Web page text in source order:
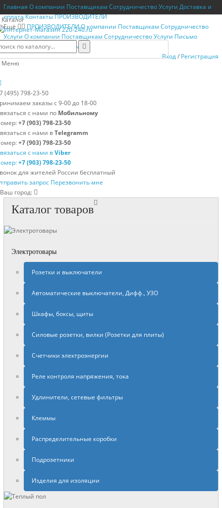
Главная О компании Поставщикам СотрудничествоУслуги Доставка и
оплатаКонтактыПРОИЗВОДИТЕЛИ
Ещё
ПРОИЗВОДИТЕЛИО компании Поставщикам Сотрудничество
Услуги О компании Поставщикам СотрудничествоУслуги Письмо
директоруВозврат товара
Вход/ Регистрация
Каталог
Меню
(495) 798-23-50
заказы с 9-00 до 18-00
с нами по Мобильному
+7 (903) 798-23-50
с нами вTelegramm
+7 (903) 798-23-50
с нами вViber
+7 (903) 798-23-50
для жителей России бесплатный
запрос Перезвонить мне
Ваш город:
Каталог товаров
Электротовары
Розетки и выключатели
Автоматические выключатели, Дифф., УЗО
Шкафы, боксы, щиты
Силовые розетки, вилки (Розетки для плиты)
Счетчики электроэнергии
Реле контроля напряжения, тока
Удлинители, сетевые фильтры
Клеммы
Распределительные коробки
Подрозетники
Изделия для изоляции